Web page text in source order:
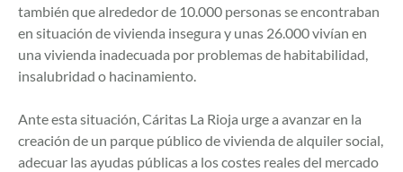
también que alrededor de 10.000 personas se encontraban
en situación de vivienda insegura y unas 26.000 vivían en
una vivienda inadecuada por problemas de habitabilidad,
insalubridad o hacinamiento.
Ante esta situación, Cáritas La Rioja urge a avanzar en la
creación de un parque público de vivienda de alquiler social,
adecuar las ayudas públicas a los costes reales del mercado